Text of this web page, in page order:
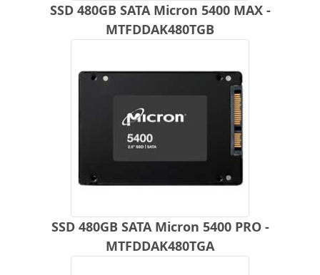
SSD 480GB SATA Micron 5400 MAX -
MTFDDAK480TGB
SSD 480GB SATA Micron 5400 PRO -
MTFDDAK480TGA